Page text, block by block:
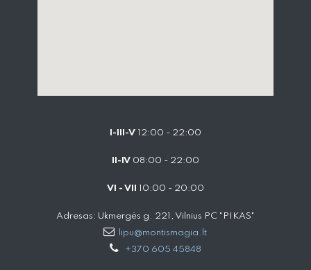
I-III-V 12:00 - 22:00
II-IV 08:00 - 22:00
VI - VII 10:00 - 20:00
Adresas: Ukmergės g. 221, Vilnius PC "PIKAS"
lipu@montismagia.lt
+370 605 45848